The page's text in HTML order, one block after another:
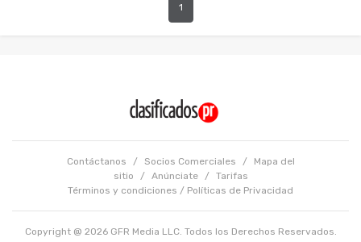
1
Contáctanos / Socios Comerciales /
Mapa del
sitio
/ Anúnciate /
Tarifas
Términos y condiciones / Políticas de Privacidad
Copyright @ 2026 GFR Media LLC. Todos los Derechos Reservados.